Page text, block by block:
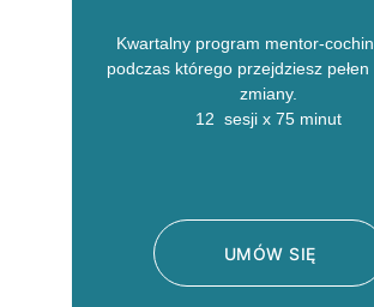
Kwartalny program mentor-
podczas którego przejdziesz
zmiany.
12  sesji x 75 minut
UMÓW SIĘ